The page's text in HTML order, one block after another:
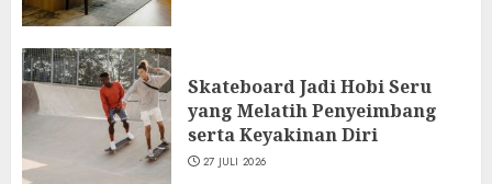
Skateboard Jadi Hobi Seru
yang Melatih Penyeimbang
serta Keyakinan Diri
27 JULI 2026